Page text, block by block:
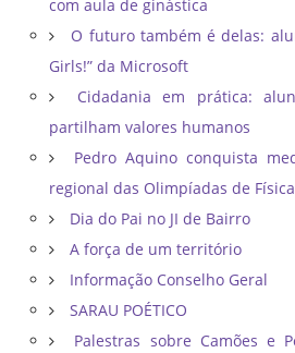
com aula de ginástica
O futuro também é delas:
Girls!” da Microsoft
Cidadania em prática:
partilham valores humanos
Pedro Aquino conquista
regional das Olimpíadas de Física
Dia do Pai no JI de Bairro
A força de um território
Informação Conselho Geral
SARAU POÉTICO
Palestras sobre Camões e